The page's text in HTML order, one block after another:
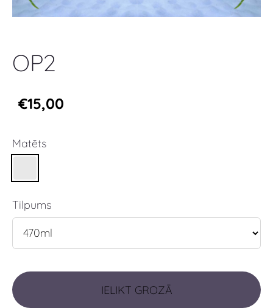
OP2
€15,00
Matēts
Tilpums
IELIKT GROZĀ